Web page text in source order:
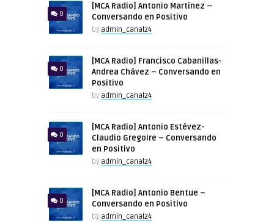
0
[MCA Radio] Antonio Martínez –
Conversando en Positivo
by admin_canal24
0
[MCA Radio] Francisco Cabanillas-
Andrea Chávez – Conversando en
Positivo
by admin_canal24
0
[MCA Radio] Antonio Estévez-
Claudio Gregoire – Conversando
en Positivo
by admin_canal24
0
[MCA Radio] Antonio Bentue –
Conversando en Positivo
by admin_canal24